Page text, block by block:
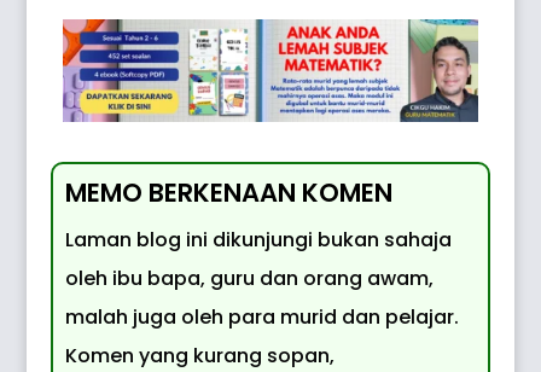
MEMO BERKENAAN KOMEN
Laman blog ini dikunjungi bukan sahaja
oleh ibu bapa, guru dan orang awam,
malah juga oleh para murid dan pelajar.
Komen yang kurang sopan,